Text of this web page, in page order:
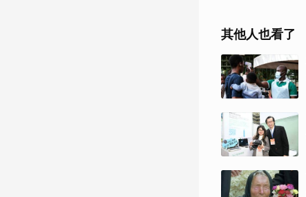
其他人也看了